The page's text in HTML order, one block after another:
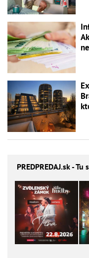
PREDPREDAJ.sk - Tu